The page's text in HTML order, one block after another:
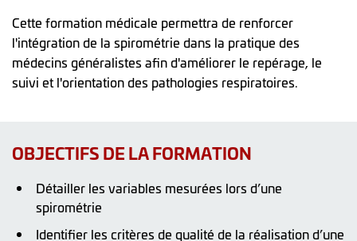
Cette formation médicale permettra de renforcer
l'intégration de la spirométrie dans la pratique des
médecins généralistes afin d'améliorer le repérage, le
suivi et l'orientation des pathologies respiratoires.
OBJECTIFS DE LA FORMATION
Détailler les variables mesurées lors d’une
spirométrie
Identifier les critères de qualité de la réalisation d’une